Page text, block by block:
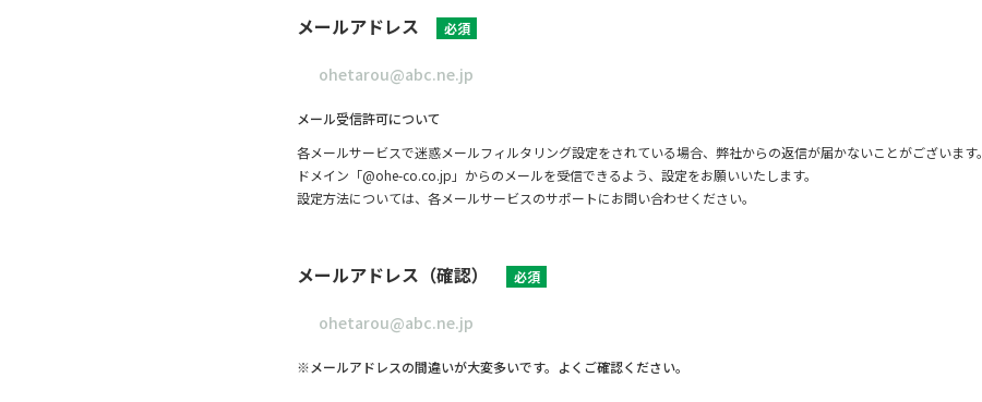
メールアドレス 必須
メール受信許可について
各メールサービスで迷惑メールフィルタリング設定をされている場合、弊社からの返信が届かないことがございます。
ドメイン「@ohe-co.co.jp」からのメールを受信できるよう、設定をお願いいたします。
設定方法については、各メールサービスのサポートにお問い合わせください。
メールアドレス（確認） 必須
※メールアドレスの間違いが大変多いです。よくご確認ください。